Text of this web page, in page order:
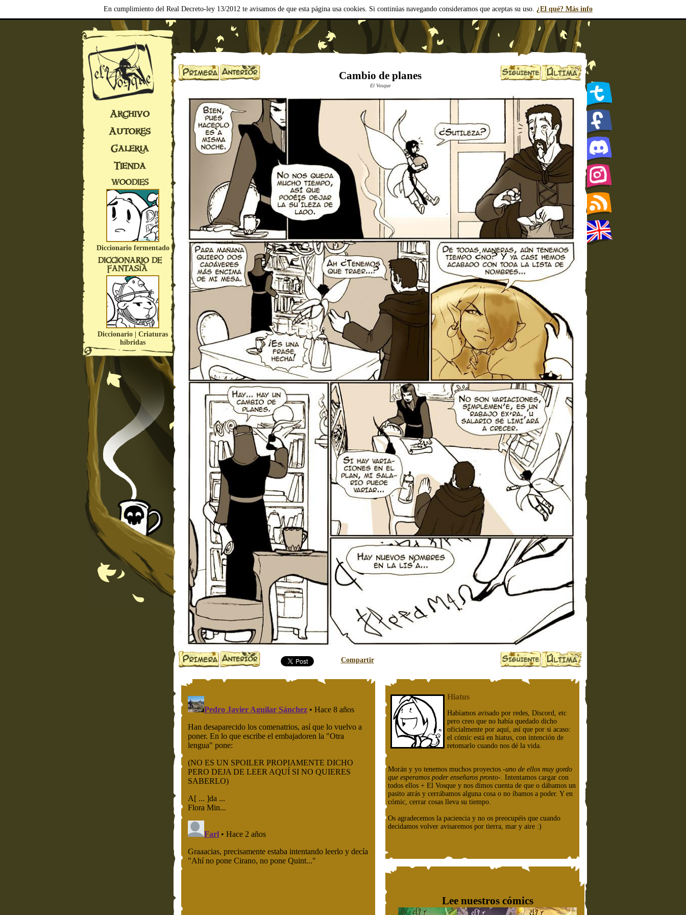
En cumplimiento del Real Decreto-ley 13/2012 te avisamos de que esta página usa cookies. Si continúas navegando consideramos que aceptas su uso. ¿El qué? Más info
Archivo
Autores
Galería
Tienda
WOODIES
Diccionario fermentado
DICCIONARIO DE
FANTASÍA
Diccionario | Criaturas
híbridas
Cambio de planes
El Vosque
Compartir
Hiatus
Habíamos avisado por redes, Discord, etc
pero creo que no había quedado dicho
oficialmente por aquí, así que por si acaso:
el cómic está en hiatus, con intención de
retomarlo cuando nos dé la vida.
Morán y yo tenemos muchos proyectos -uno de ellos muy gordo
que esperamos poder enseñaros pronto-. Intentamos cargar con
todos ellos + El Vosque y nos dimos cuenta de que o dábamos un
pasito atrás y cerrábamos alguna cosa o no íbamos a poder. Y en
cómic, cerrar cosas lleva su tiempo.
Os agradecemos la paciencia y no os preocupéis que cuando
decidamos volver avisaremos por tierra, mar y aire :)
Lee nuestros cómics